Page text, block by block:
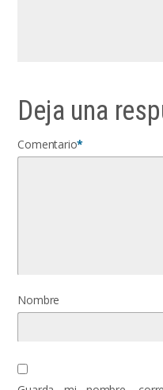
Deja una
Comentario*
Nombre